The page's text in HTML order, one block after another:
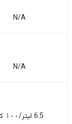
N/A
N/A
6.5 لیتر/١٠٠ کم